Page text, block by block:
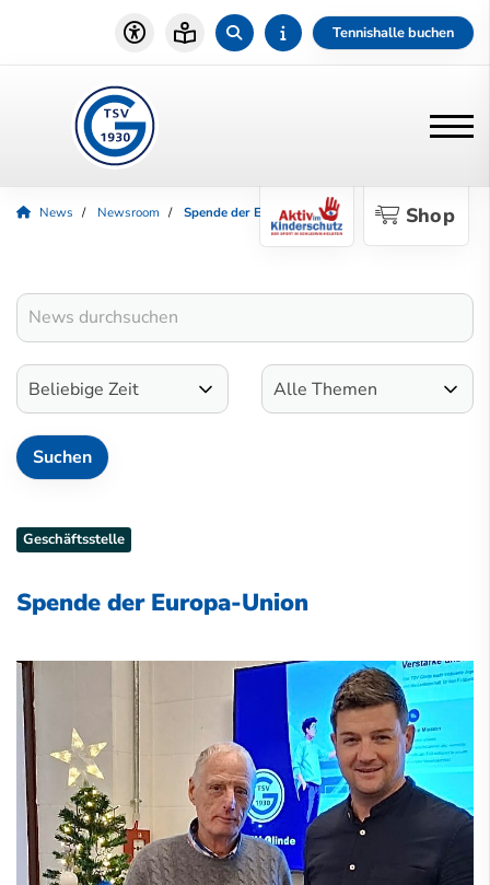
Tennishalle buchen
Shop
News Newsroom Spende der Europa-Union
Geschäftsstelle
Spende der Europa-Union